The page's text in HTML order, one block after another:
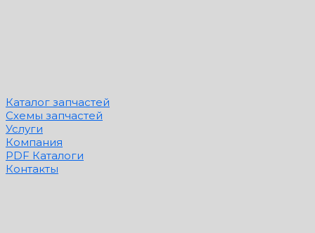
Каталог запчастей
Схемы запчастей
Услуги
Компания
PDF Каталоги
Контакты